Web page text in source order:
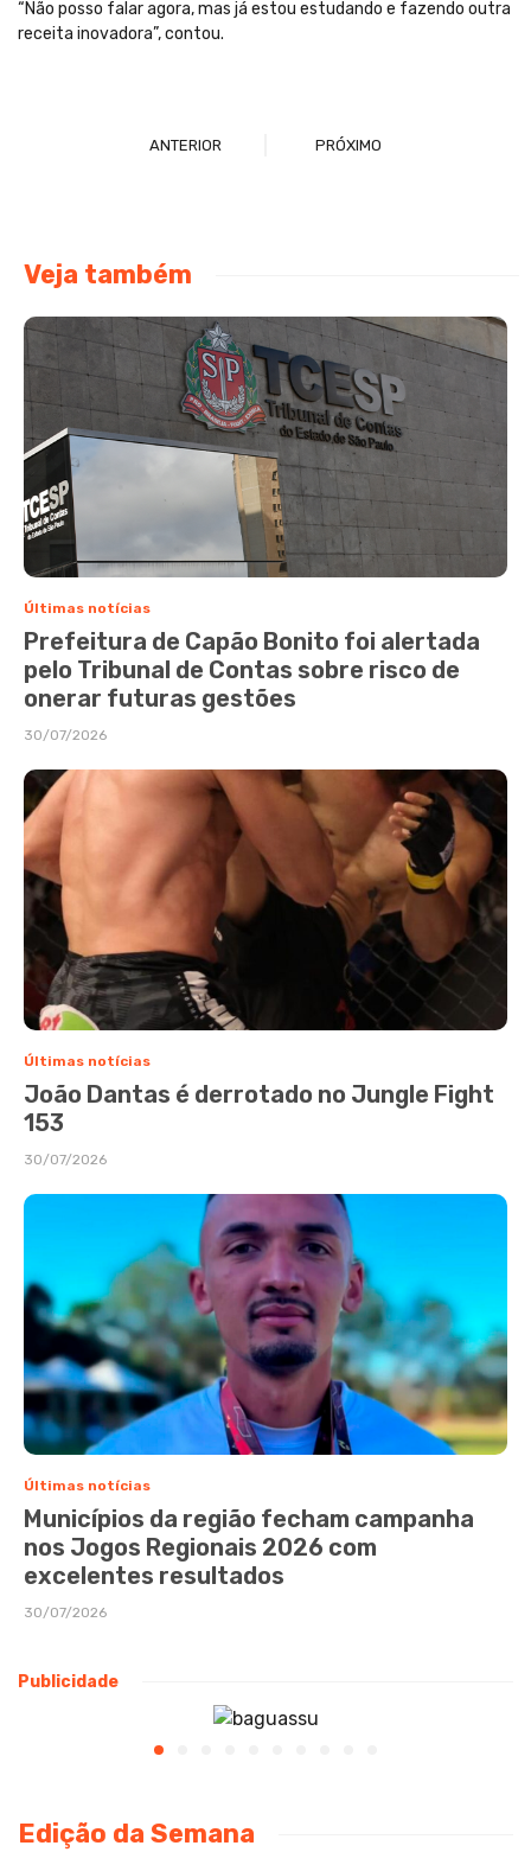
“Não posso falar agora, mas já estou estudando e fazendo outra
receita inovadora”, contou.
ANTERIOR PRÓXIMO
Veja também
Últimas notícias
Prefeitura de Capão Bonito foi alertada
pelo Tribunal de Contas sobre risco de
onerar futuras gestões
30/07/2026
Últimas notícias
João Dantas é derrotado no Jungle Fight
153
30/07/2026
Últimas notícias
Municípios da região fecham campanha
nos Jogos Regionais 2026 com
excelentes resultados
30/07/2026
Publicidade
Edição da Semana